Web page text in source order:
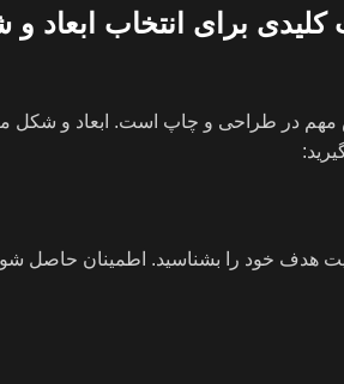
برای انتخاب ابعاد
در طراحی و چاپ است. ابعاد و شکل مناسب
هدف خود را بشناسید. اطمینان حاصل شود